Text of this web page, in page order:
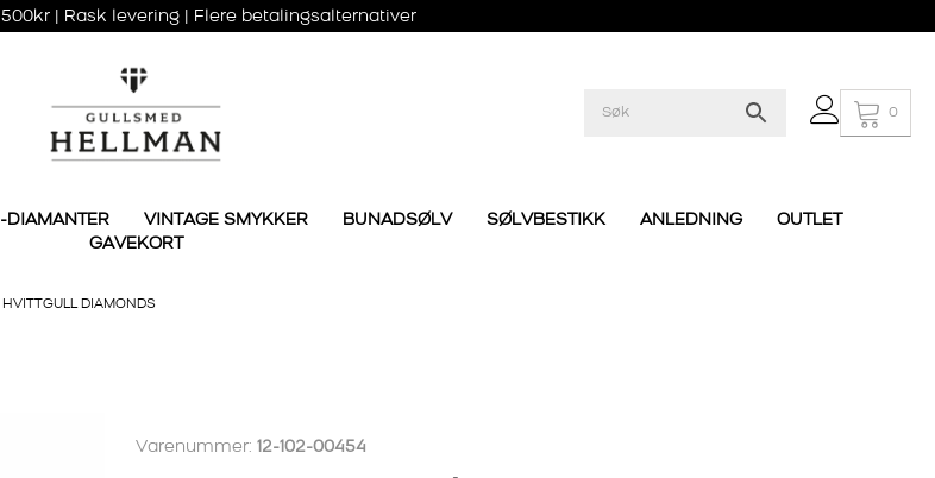
| Rask levering | Flere betalingsalternativer
0
DIAMANTER VINTAGE SMYKKER BUNADSØLV SØLVBESTIKK ANLEDNING
OUTLET
GAVEKORT
DIAMONDS
Varenummer: 12-102-00454